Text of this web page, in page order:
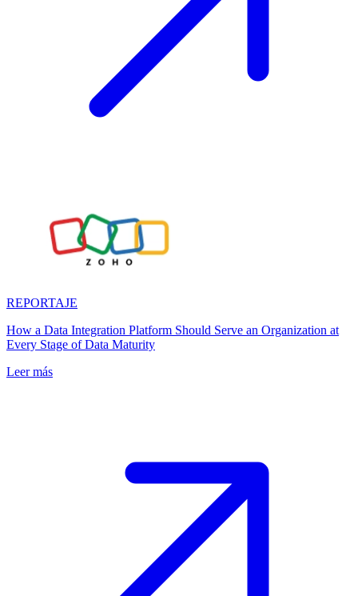
REPORTAJE
How a Data Integration Platform Should Serve an Organization at
Every Stage of Data Maturity
Leer más